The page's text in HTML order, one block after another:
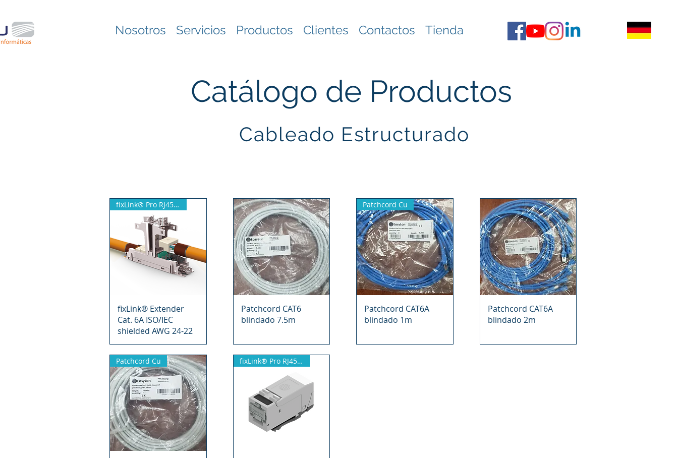
Nosotros Servicios Productos Clientes Contactos Tienda
Catálogo de Productos
Cableado Estructurado
Vista rápida
fixLink® Pro RJ45 Module
fixLink® Extender
Cat. 6A ISO/IEC
shielded AWG 24-22
Vista rápida
Patchcord CAT6
blindado 7.5m
Vista rápida
Patchcord Cu
Patchcord CAT6A
blindado 1m
Vista rápida
Patchcord CAT6A
blindado 2m
Patchcord Cu fixLink® Pro RJ45 Module